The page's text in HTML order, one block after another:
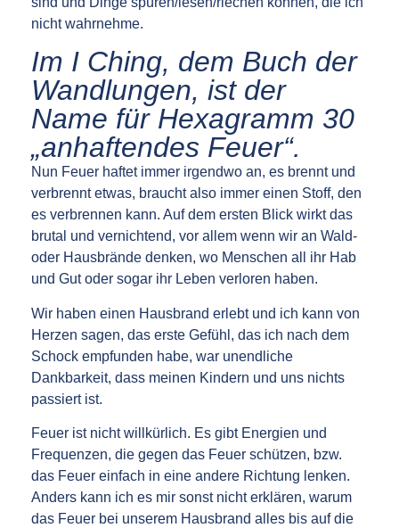
nicht wahrnehme.
Im I Ching, dem Buch der
Wandlungen, ist der
Name für Hexagramm 30
„anhaftendes Feuer“.
Nun Feuer haftet immer irgendwo an, es brennt und
verbrennt etwas, braucht also immer einen Stoff, den
es verbrennen kann. Auf dem ersten Blick wirkt das
brutal und vernichtend, vor allem wenn wir an Wald-
oder Hausbrände denken, wo Menschen all ihr Hab
und Gut oder sogar ihr Leben verloren haben.
Wir haben einen Hausbrand erlebt und ich kann von
Herzen sagen, das erste Gefühl, das ich nach dem
Schock empfunden habe, war unendliche
Dankbarkeit, dass meinen Kindern und uns nichts
passiert ist.
Feuer ist nicht willkürlich. Es gibt Energien und
Frequenzen, die gegen das Feuer schützen, bzw.
das Feuer einfach in eine andere Richtung lenken.
Anders kann ich es mir sonst nicht erklären, warum
das Feuer bei unserem Hausbrand alles bis auf die